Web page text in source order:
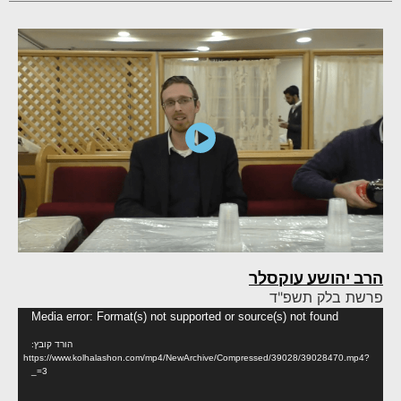
הרב יהושע עוקסלר
פרשת בלק תשפ"ד
Media error: Format(s) not supported or source(s) not found
הורד קובץ:
https://www.kolhalashon.com/mp4/NewArchive/Compressed/39028/39028470.mp4?
_=3